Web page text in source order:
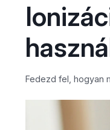
Fedezd fel, hogyan